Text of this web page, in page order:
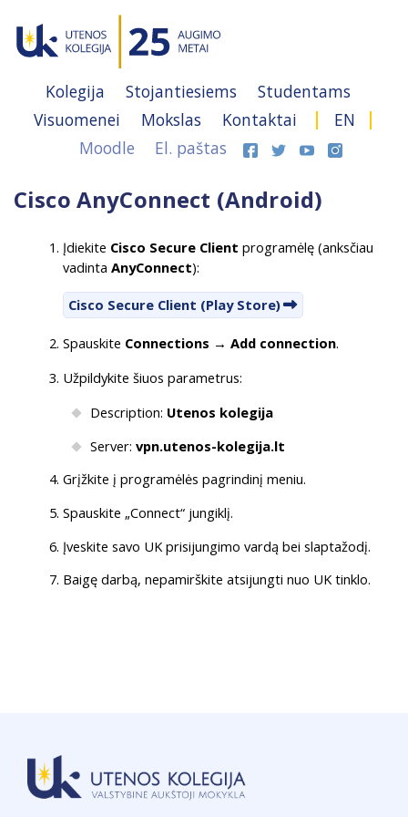
Kolegija Stojantiesiems
Studentams
Visuomenei
Mokslas Kontaktai
EN
Moodle
El. paštas
Cisco AnyConnect (Android)
Įdiekite Cisco Secure Client programėlę (anksčiau
vadintaAnyConnect):
Cisco Secure Client (Play Store)
Spauskite Connections → Add connection.
Užpildykite šiuos parametrus:
Description: Utenos kolegija
Server:vpn.utenos-kolegija.lt
Grįžkite į programėlės pagrindinį meniu.
Spauskite „Connect“ jungiklį.
Įveskite savo UK prisijungimo vardą bei slaptažodį.
Baigę darbą, nepamirškite atsijungti nuo UK tinklo.